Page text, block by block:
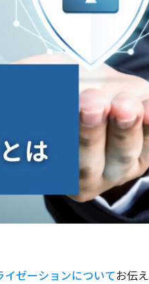
ゼーションについてお伝